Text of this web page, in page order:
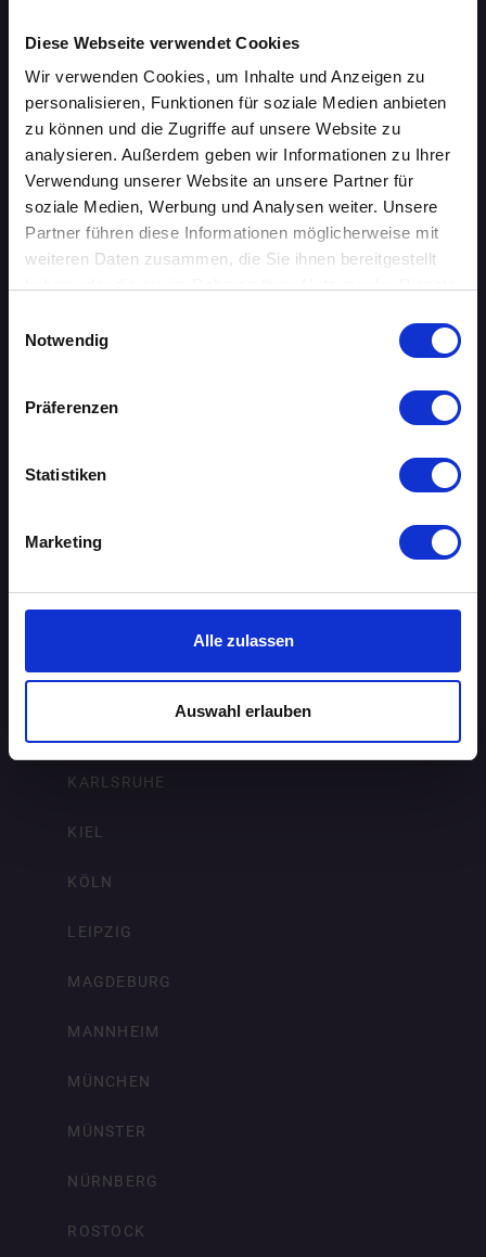
Diese Webseite verwendet Cookies
Wir verwenden Cookies, um Inhalte und Anzeigen zu
personalisieren, Funktionen für soziale Medien anbieten
zu können und die Zugriffe auf unsere Website zu
analysieren. Außerdem geben wir Informationen zu Ihrer
Verwendung unserer Website an unsere Partner für
soziale Medien, Werbung und Analysen weiter. Unsere
Partner führen diese Informationen möglicherweise mit
weiteren Daten zusammen, die Sie ihnen bereitgestellt
Notwendig
Präferenzen
Statistiken
Marketing
Alle zulassen
Auswahl erlauben
ÜBERSICHT
AACHEN
AUGSBURG
BERLIN
BRAUNSCHWEIG
DRESDEN
ERFURT
FREIBURG IM BREISGAU
HAMBURG
KARLSRUHE
KIEL
KÖLN
LEIPZIG
MAGDEBURG
MANNHEIM
MÜNCHEN
MÜNSTER
NÜRNBERG
ROSTOCK